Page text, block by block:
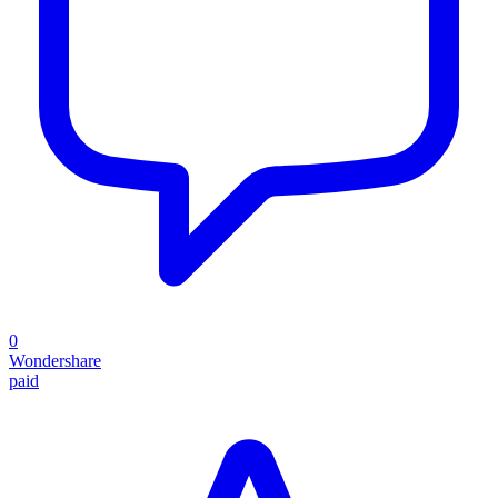
0
Wondershare
paid